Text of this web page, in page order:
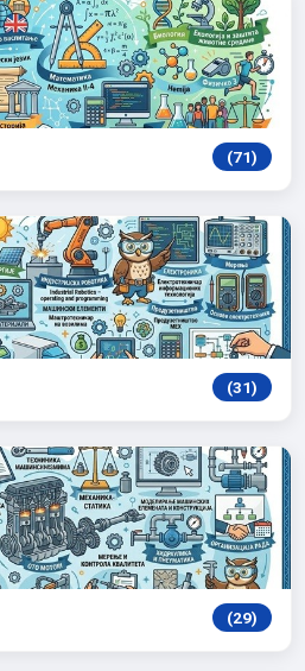
(71)
(31)
(29)